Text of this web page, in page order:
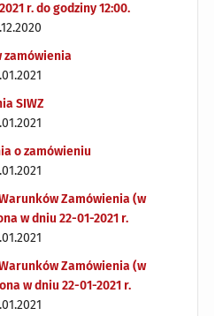
r. do godziny 12:00.
zamówienia
SIWZ
o zamówieniu
Zamówienia (w
w dniu 22-01-2021 r.
Zamówienia (w
w dniu 22-01-2021 r.